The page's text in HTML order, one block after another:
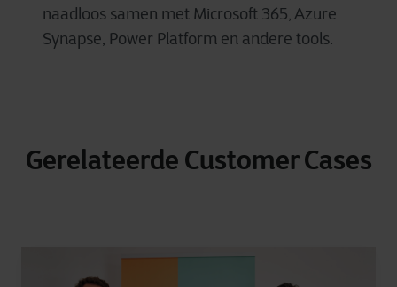
naadloos samen met Microsoft 365, Azure
Synapse, Power Platform en andere tools.
Gerelateerde Customer Cases